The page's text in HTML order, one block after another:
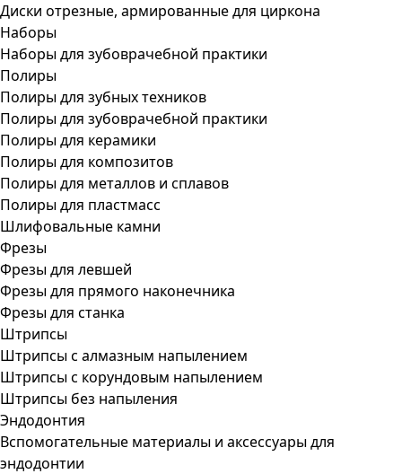
Диски отрезные, армированные для циркона
Наборы
Наборы для зубоврачебной практики
Полиры
Полиры для зубных техников
Полиры для зубоврачебной практики
Полиры для керамики
Полиры для композитов
Полиры для металлов и сплавов
Полиры для пластмасс
Шлифовальные камни
Фрезы
Фрезы для левшей
Фрезы для прямого наконечника
Фрезы для станка
Штрипсы
Штрипсы c алмазным напылением
Штрипсы c корундовым напылением
Штрипсы без напыления
Эндодонтия
Вспомогательные материалы и аксессуары для
эндодонтии